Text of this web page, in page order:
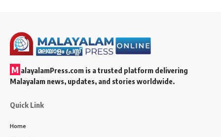
M alayalamPress.com is a trusted platform delivering
Malayalam news, updates, and stories worldwide.
Quick Link
Home